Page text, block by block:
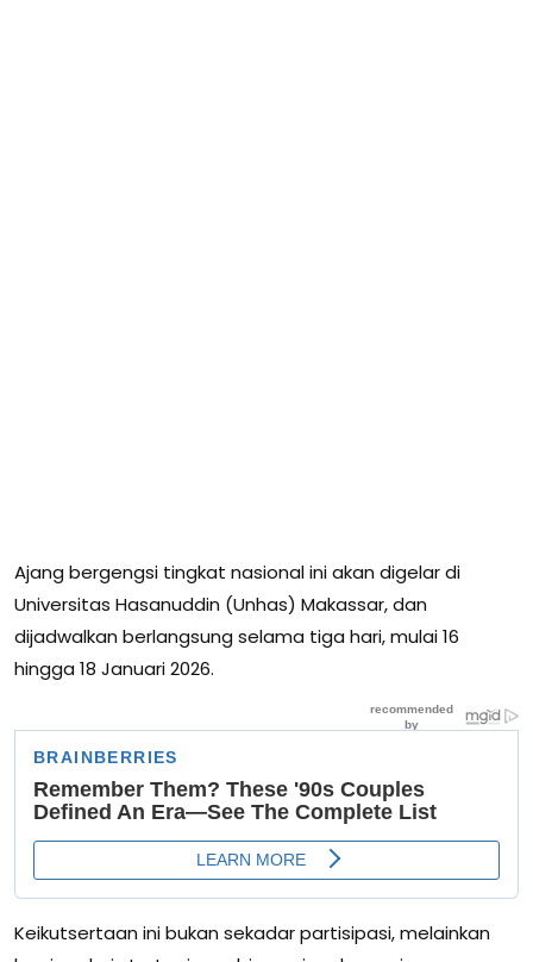
Ajang bergengsi tingkat nasional ini akan digelar di
Universitas Hasanuddin (Unhas) Makassar, dan
dijadwalkan berlangsung selama tiga hari, mulai 16
hingga 18 Januari 2026.
Keikutsertaan ini bukan sekadar partisipasi, melainkan